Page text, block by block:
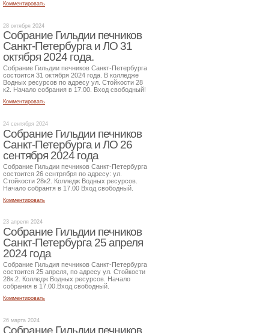
Комментировать
28 октября 2024
Собрание Гильдии печников
Санкт-Петербурга и ЛО 31
октября 2024 года.
Собрание Гильдии печников Санкт-Петербурга
состоится 31 октября 2024 года. В колледже
Водных ресурсов по адресу ул. Стойкости 28
к2. Начало собрания в 17.00. Вход свободный!
Комментировать
24 сентября 2024
Собрание Гильдии печников
Санкт-Петербурга и ЛО 26
сентября 2024 года
Собрание Гильдии печников Санкт-Петербурга
состоится 26 сентрября по адресу: ул.
Стойкости 28к2. Колледж Водных ресурсов.
Начало собрантя в 17.00 Вход свободный.
Комментировать
23 апреля 2024
Собрание Гильдии печников
Санкт-Петербурга 25 апреля
2024 года
Собрание Гильдия печников Санкт-Петербурга
состоится 25 апреля, по адресу ул. Стойкости
28к.2. Колледж Водных ресурсов. Начало
собрания в 17.00.Вход свободный.
Комментировать
26 марта 2024
Собрание Гильдии печников